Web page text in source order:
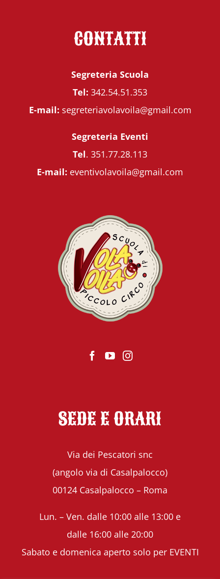
CONTATTI
Segreteria Scuola
Tel: 342.54.51.353
E-mail: segreteriavolavoila@gmail.com
Segreteria Eventi
Tel. 351.77.28.113
E-mail: eventivolavoila@gmail.com
SEDE E ORARI
Via dei Pescatori snc
(angolo via di Casalpalocco)
00124 Casalpalocco – Roma
Lun. – Ven. dalle 10:00 alle 13:00 e
dalle 16:00 alle 20:00
Sabato e domenica aperto solo per EVENTI